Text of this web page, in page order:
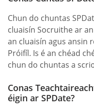
Chun do chuntas
cluaisín Socruithe ar
an cluaisín agus ansin
Próifíl. Is é an chéad
chun do chuntas a
Conas
éigin ar SPDate?